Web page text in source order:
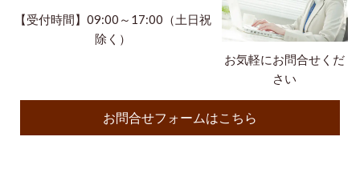
お気軽にお問合せくだ
さい
【受付時間】09:00～17:00（土日祝
除く）
お問合せフォームはこちら